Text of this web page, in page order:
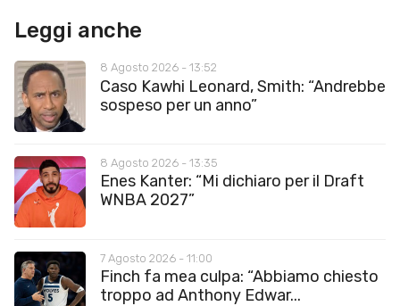
Leggi anche
8 Agosto 2026 - 13:52
Caso Kawhi Leonard, Smith: “Andrebbe
sospeso per un anno”
8 Agosto 2026 - 13:35
Enes Kanter: “Mi dichiaro per il Draft
WNBA 2027”
7 Agosto 2026 - 11:00
Finch fa mea culpa: “Abbiamo chiesto
troppo ad Anthony Edwar...